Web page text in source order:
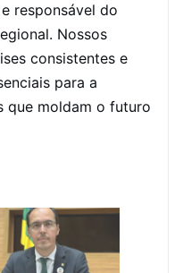
responsável do
Nossos
consistentes e
para a
que moldam o futuro